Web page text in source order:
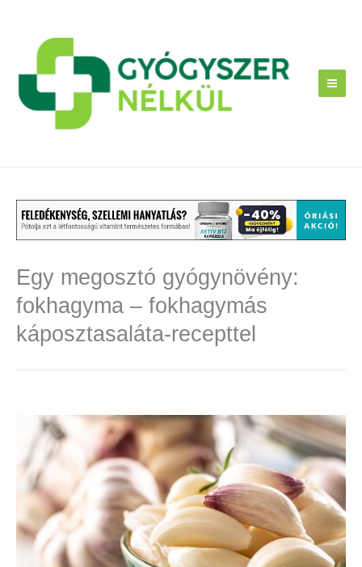
Egy megosztó gyógynövény:
fokhagyma – fokhagymás
káposztasaláta-recepttel